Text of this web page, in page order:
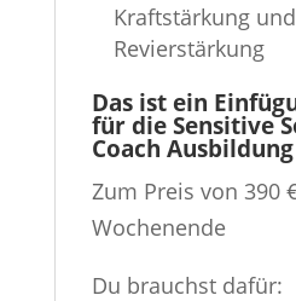
Kraftstärkung und
Revierstärkung
Das ist ein
für die Sensitive
Coach Ausbildung
Zum Preis von 390
Wochenende
Du brauchst dafür: